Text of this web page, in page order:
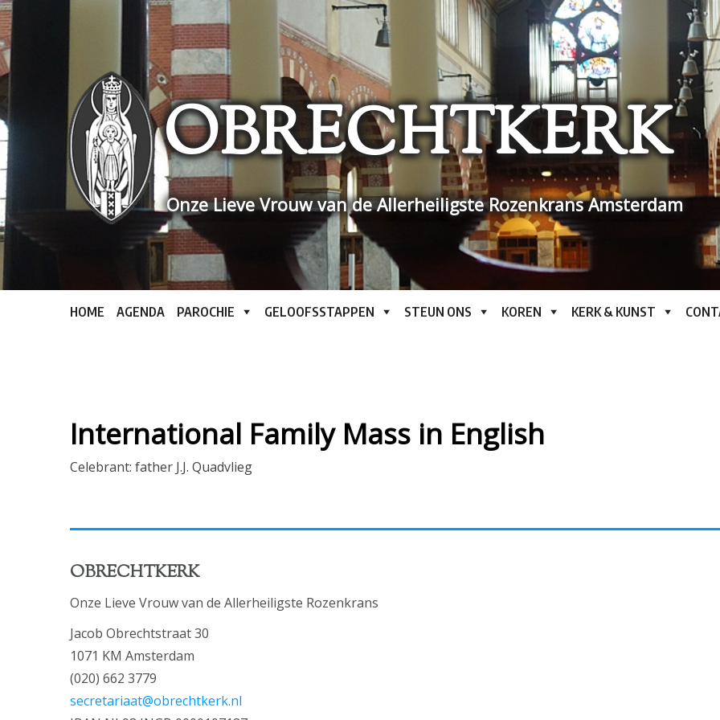
Skip
to
content
OBRECHTKERK
Onze Lieve Vrouw van de Allerheiligste Rozenkrans Amsterdam
HOME AGENDA PAROCHIE GELOOFSSTAPPEN STEUN ONS KOREN KERK & KUNST
International Family Mass in English
Celebrant: father J.J. Quadvlieg
OBRECHTKERK
Onze Lieve Vrouw van de Allerheiligste Rozenkrans
Jacob Obrechtstraat 30
1071 KM Amsterdam
(020) 662 3779
secretariaat@obrechtkerk.nl